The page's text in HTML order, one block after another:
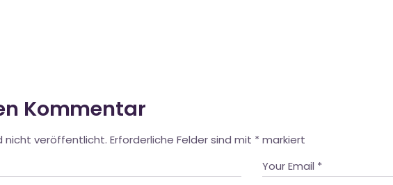
Kommentar
nicht veröffentlicht. Erforderliche Felder sind mit * markiert